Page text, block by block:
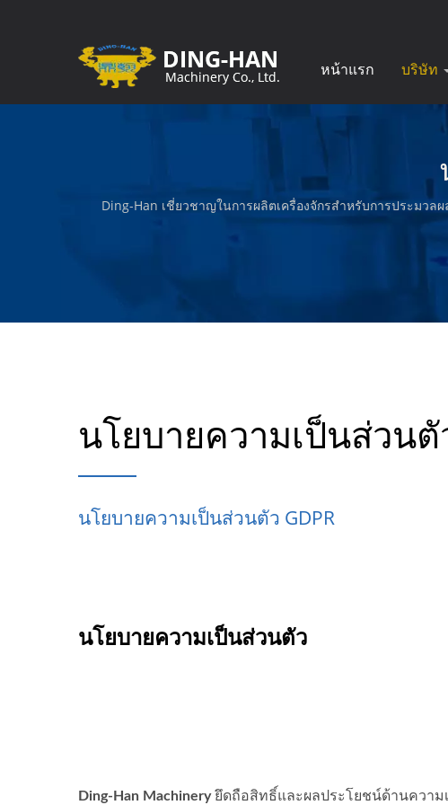
หน้าแรก บริษัท
Ding-Han เชี่ยวชาญในการผลิตเครื่องจักรสำหรับการประมวล
นโยบายความเป็นส่วนตั
นโยบายความเป็นส่วนตัว GDPR
นโยบายความเป็นส่วนตัว
Ding-Han Machineryยึดถือสิทธิ์และผลประโยชน์ด้านความ